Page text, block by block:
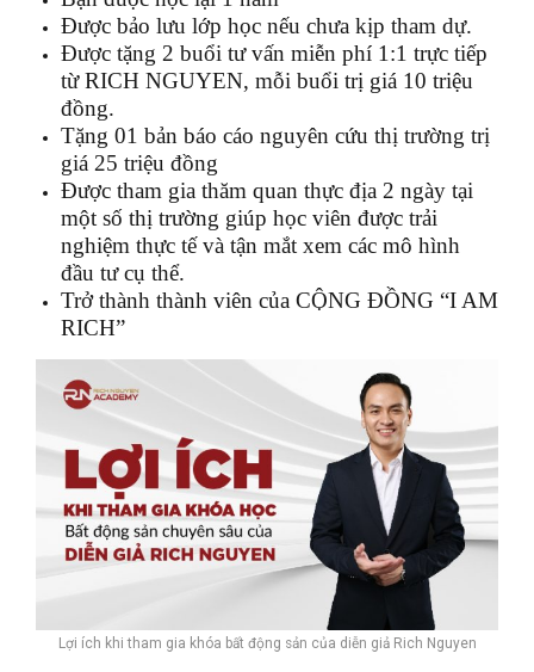
Được bảo lưu lớp học nếu chưa kịp tham dự.
Được tặng 2 buổi tư vấn miễn phí 1:1 trực tiếp
từ RICH NGUYEN, mỗi buổi trị giá 10 triệu
đồng.
Tặng 01 bản báo cáo nguyên cứu thị trường trị
giá 25 triệu đồng
Được tham gia thăm quan thực địa 2 ngày tại
một số thị trường giúp học viên được trải
nghiệm thực tế và tận mắt xem các mô hình
đầu tư cụ thể.
Trở thành thành viên của CỘNG ĐỒNG “I AM
RICH”
Lợi ích khi tham gia khóa bất động sản của diễn giả Rich Nguyen